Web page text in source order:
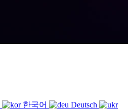
한국어
Deutsch